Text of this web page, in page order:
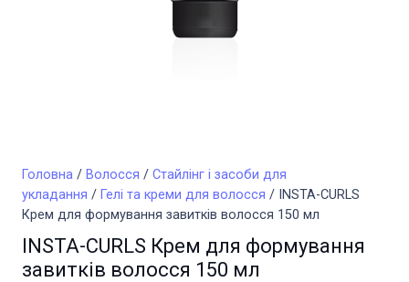
Головна / Волосся / Стайлінг і засоби для
укладання / Гелі та креми для волосся / INSTA-CURLS
Крем для формування завитків волосся 150 мл
INSTA-CURLS Крем для формування
завитків волосся 150 мл